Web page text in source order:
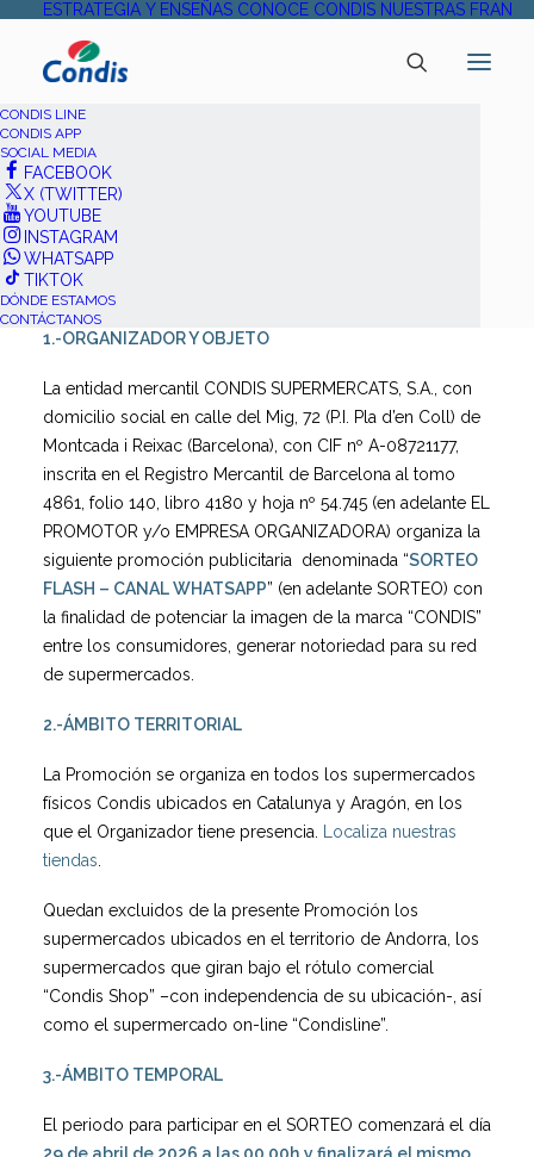
ESTRATEGIA Y ENSEÑAS CONOCE CONDIS NUESTRAS
CONDIS LINE
CONDIS APP
SOCIAL MEDIA
FACEBOOK
X (TWITTER)
YOUTUBE
INSTAGRAM
WHATSAPP
TIKTOK
DÓNDE ESTAMOS
CONTÁCTANOS
BASES LEGALES – SORTEO
FLASH CANAL WHATSAPP
1.-ORGANIZADOR Y OBJETO
La entidad mercantil CONDIS SUPERMERCATS, S.A., con
domicilio social en calle del Mig, 72 (P.I. Pla d’en Coll) de
Montcada i Reixac (Barcelona), con CIF nº A-08721177,
inscrita en el Registro Mercantil de Barcelona al tomo
4861, folio 140, libro 4180 y hoja nº 54.745 (en adelante EL
PROMOTOR y/o EMPRESA ORGANIZADORA) organiza la
siguiente promoción publicitaria denominada “SORTEO
FLASH – CANAL WHATSAPP” (en adelante SORTEO) con
la finalidad de potenciar la imagen de la marca “CONDIS”
entre los consumidores, generar notoriedad para su red
de supermercados.
2.-ÁMBITO TERRITORIAL
La Promoción se organiza en todos los supermercados
físicos Condis ubicados en Catalunya y Aragón, en los
que el Organizador tiene presencia.
Localiza nuestras
tiendas
Quedan excluidos de la presente Promoción los
supermercados ubicados en el territorio de Andorra, los
supermercados que giran bajo el rótulo comercial
“Condis Shop” –con independencia de su ubicación-, así
como el supermercado on-line “Condisline”.
3.-ÁMBITO TEMPORAL
El periodo para participar en el SORTEO comenzará el día